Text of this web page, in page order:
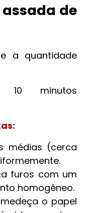
de
a quantidade
10 minutos
médias (cerca
furos com um
homogêneo.
o papel